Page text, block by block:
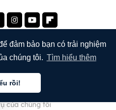
đảm bảo bạn có trải nghiệm
chúng tôi. Tìm hiểu thêm
rồi!
về chúng tôi
của chúng tôi